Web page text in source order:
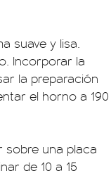
suave y lisa.
Incorporar la
la preparación
el horno a 190
sobre una placa
de 10 a 15